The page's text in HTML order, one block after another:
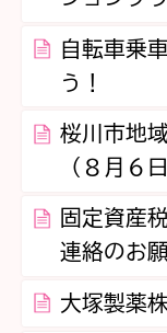
自転車乗
う！
桜川市地
（８月６
固定資産
連絡のお
大塚製薬